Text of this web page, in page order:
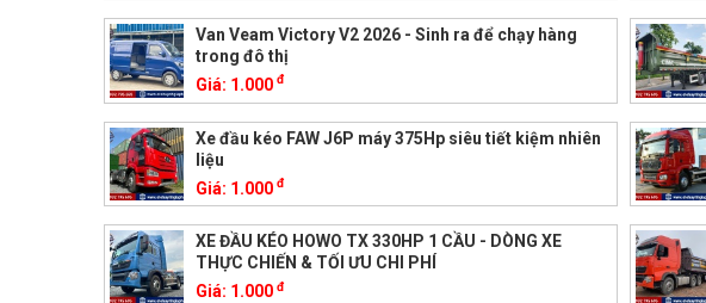
Van Veam Victory V2 2026 - Sinh ra để chạy hàng
trong đô thị
Giá: 1.000 đ
Xe đầu kéo FAW J6P máy 375Hp siêu tiết kiệm nhiên
liệu
Giá: 1.000 đ
XE ĐẦU KÉO HOWO TX 330HP 1 CẦU - DÒNG XE
THỰC CHIẾN & TỐI ƯU CHI PHÍ
Giá: 1.000 đ